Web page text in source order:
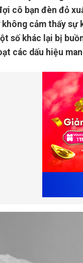
cô bạn đèn đỏ
cảm thấy sự
số khác lại bị
các dấu hiệu